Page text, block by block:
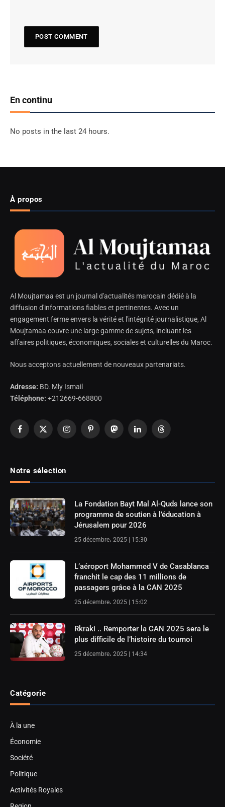
En continu
No posts in the last 24 hours.
À propos
Al Moujtamaa est un journal d'actualités marocain dédié à la
diffusion d'informations fiables et pertinentes. Avec un
engagement ferme envers la vérité et l'intégrité journalistique, Al
Moujtamaa couvre une large gamme de sujets, incluant les
affaires politiques, économiques, sociales et culturelles du Maroc.
Nous acceptons actuellement de nouveaux partenariats.
Adresse: BD. Mly Ismail
Téléphone: +212669-668800
Facebook
X
InstagramPinterestMastodonLinkedInThreads
Notre sélection
La Fondation Bayt Mal Al-Quds lance son
programme de soutien à l’éducation à
Jérusalem pour 2026
25 décembre، 2025 | 15:30
L’aéroport Mohammed V de Casablanca
franchit le cap des 11 millions de
passagers grâce à la CAN 2025
25 décembre، 2025 | 15:02
Rkraki .. Remporter la CAN 2025 sera le
plus difficile de l’histoire du tournoi
25 décembre، 2025 | 14:34
Catégorie
À la une
Économie
Société
Politique
Activités Royales